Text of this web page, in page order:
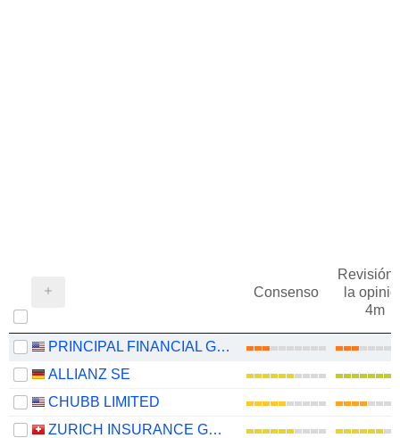
Consenso
Revisión
la
4m
PRINCIPAL FINANCIAL GROUP, INC.
ALLIANZ SE
CHUBB LIMITED
ZURICH INSURANCE GROUP LTD